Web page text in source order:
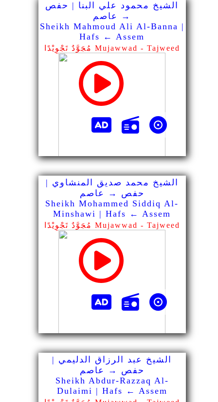
الشيخ محمود علي البنا | حفص
→ عاصم
Sheikh Mahmoud Ali Al-Banna |
Hafs ← Assem
مُجَوَّدٌ تَجْوِيْدًا Mujawwad - Tajweed
الشيخ محمد صديق المنشاوي |
حفص → عاصم
Sheikh Mohammed Siddiq Al-
Minshawi | Hafs ← Assem
مُجَوَّدٌ تَجْوِيْدًا Mujawwad - Tajweed
الشيخ عبد الرزاق الدليمي |
حفص → عاصم
Sheikh Abdur-Razzaq Al-
Dulaimi | Hafs ← Assem